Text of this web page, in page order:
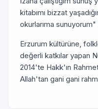
kitabımı bizzat
okurlarıma
Erzurum kültürüne,
değerli katkılar yapan
2014'te Hakk'ın
Allah'tan gani gani